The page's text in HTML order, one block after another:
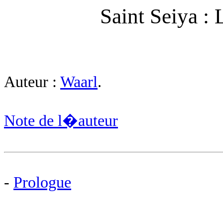
Saint Seiya :
Auteur : Waarl.
Note de l�auteur
- Prologue